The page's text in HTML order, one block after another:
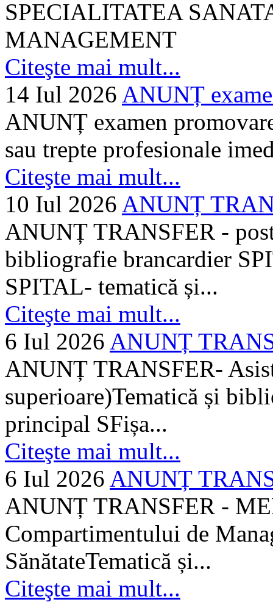
SPECIALITATEA
MANAGEMENT
Citeşte mai mult...
14 Iul 2026 ANUNȚ
ANUNȚ examen
sau trepte profesionale
Citeşte mai mult...
10 Iul 2026 ANUNȚ
ANUNȚ TRANSFER -
bibliografie brancardier
SPITAL- tematică și...
Citeşte mai mult...
6 Iul 2026 ANUNȚ
ANUNȚ TRANSFER-
superioare)Tematică și
principal SFișa...
Citeşte mai mult...
6 Iul 2026 ANUNȚ
ANUNȚ TRANSFER -
Compartimentului de
SănătateTematică și...
Citeşte mai mult...